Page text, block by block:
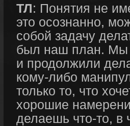
ТЛ: Понятия не
это осознанно,
собой задачу
был наш план. Мы
и продолжили
кому-либо
только то, что
хорошие
делаешь что-то, в